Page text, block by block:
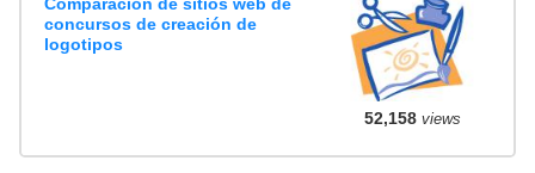
concursos de creación de
logotipos
52,158views